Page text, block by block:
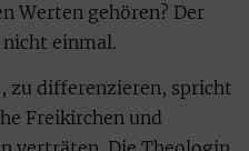
Werten gehören? Der
einmal.
zu differenzieren, spricht
Freikirchen und